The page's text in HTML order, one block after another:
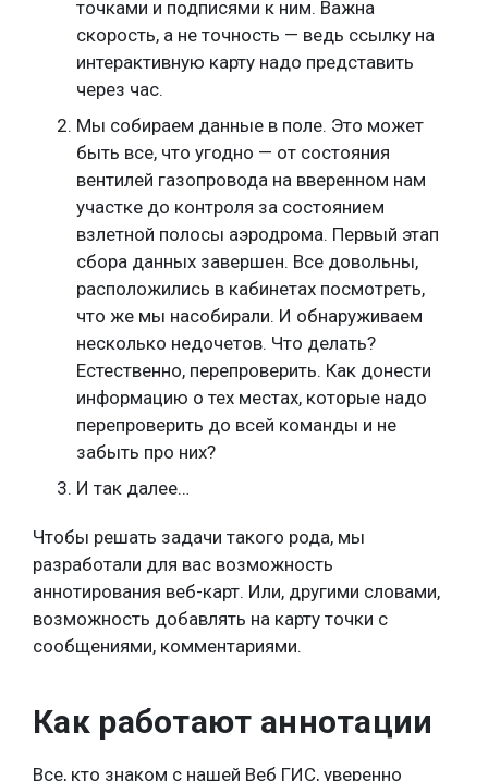
точками и подписями к ним. Важна
скорость, а не точность — ведь ссылку на
интерактивную карту надо представить
через час.
Мы собираем данные в поле. Это может
быть все, что угодно — от состояния
вентилей газопровода на вверенном нам
участке до контроля за состоянием
взлетной полосы аэродрома. Первый этап
сбора данных завершен. Все довольны,
расположились в кабинетах посмотреть,
что же мы насобирали. И обнаруживаем
несколько недочетов. Что делать?
Естественно, перепроверить. Как донести
информацию о тех местах, которые надо
перепроверить до всей команды и не
забыть про них?
И так далее…
Чтобы решать задачи такого рода, мы
разработали для вас возможность
аннотирования веб-карт. Или, другими словами,
возможность добавлять на карту точки с
сообщениями, комментариями.
Как работают аннотации
Все, кто знаком с нашей Веб ГИС, уверенно